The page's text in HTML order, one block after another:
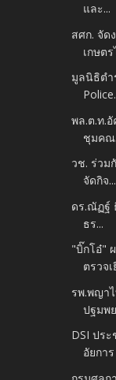
และ...
สศก. จัด
เกษต
มูลนิธิตำ
พล.ต.ท.
ชุมคณ
วช. ร่วม
จัดกิจ...
ดร.ณัฏฐ์
ธร...
"บิ๊กโอ๋"
ตรวจเ
รพ.พญา
ปฐมพ
DSI ปร
อัยการ